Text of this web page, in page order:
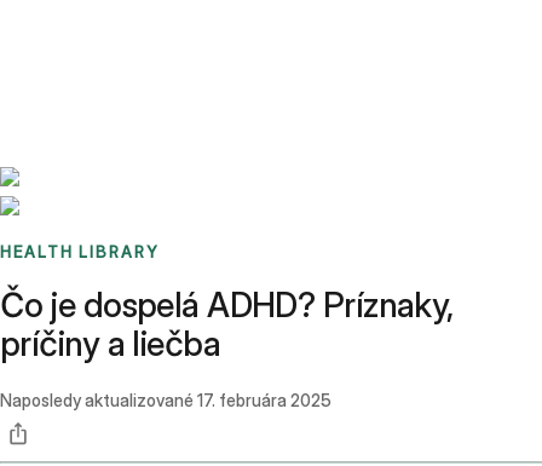
HEALTH LIBRARY
Čo je dospelá ADHD? Príznaky,
príčiny a liečba
Naposledy aktualizované 17. februára 2025